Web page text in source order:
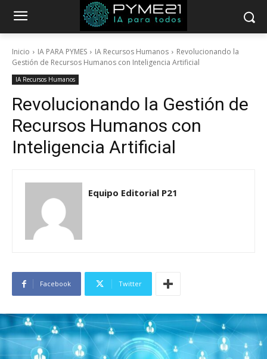
Inicio IA PARA PYMES IA Recursos Humanos
Revolucionando la
Gestión de Recursos Humanos con Inteligencia Artificial
IA Recursos Humanos
Revolucionando la Gestión de
Recursos Humanos con
Inteligencia Artificial
Equipo Editorial P21
Facebook Twitter